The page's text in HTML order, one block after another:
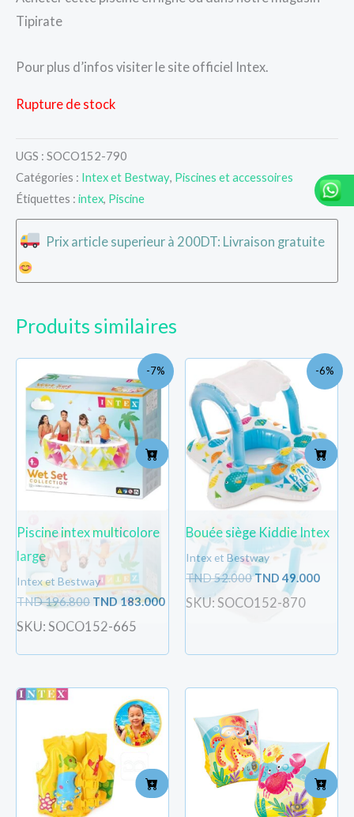
Tipirate
Pour plus d’infos visiter le site officiel Intex.
Rupture de stock
UGS : SOCO152-790
Catégories : Intex et Bestway, Piscines et accessoires
Étiquettes : intex, Piscine
Prix article superieur à 200DT: Livraison gratuite
Produits similaires
-7%
Piscine intex multicolore
large
Intex et Bestway
TND196.800
prix
initial
était :
TND
196.800.
TND 183.000
Le
prix
actuel
183.000.
SKU: SOCO152-665
-6%
Bouée siège Kiddie Intex
Intex et Bestway
TND52.000
Le
initial
était :
TND
52.000.
TND 49.000
Le
prix
SKU: SOCO152-870